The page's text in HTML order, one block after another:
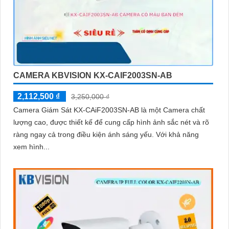
CAMERA KBVISION KX-CAIF2003SN-AB
2,112,500 ₫
3,250,000 ₫
Camera Giám Sát KX-CAiF2003SN-AB là một Camera chất
lượng cao, được thiết kế để cung cấp hình ảnh sắc nét và rõ
ràng ngay cả trong điều kiện ánh sáng yếu. Với khả năng
xem hình...